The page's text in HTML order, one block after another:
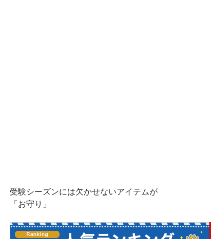
受験シーズンには欠かせないアイテムが
「お守り」